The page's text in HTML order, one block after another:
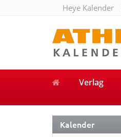
Heye Kalender
Verlag
Kalender